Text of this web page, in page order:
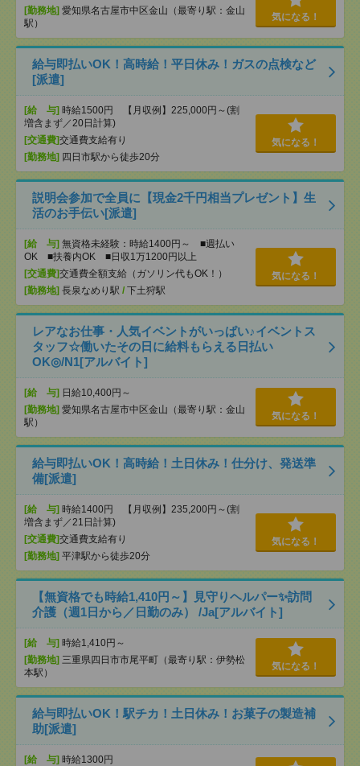
[勤務地] 愛知県名古屋市中区金山（最寄り駅：金山
駅）
気になる！
給与即払いOK！高時給！平日休み！ガスの点検など
[派遣]
[給 与] 時給1500円 【月収例】225,000円～(割
増含まず／20日計算)
[交通費]交通費支給有り
[勤務地] 四日市駅から徒歩20分
気になる！
説明会参加で全員に【現金2千円相当プレゼント】生
活のお手伝い[派遣]
[給 与] 無資格未経験：時給1400円～ ■週払い
OK ■扶養内OK ■日収1万1200円以上
[交通費]交通費全額支給（ガソリン代もOK！）
[勤務地] 長泉なめり駅 / 下土狩駅
気になる！
レアなお仕事・人気イベントがいっぱい♪イベントス
タッフ☆働いたその日に給料もらえる日払い
OK◎/N1[アルバイト]
[給 与] 日給10,400円～
[勤務地] 愛知県名古屋市中区金山（最寄り駅：金山
駅）
気になる！
給与即払いOK！高時給！土日休み！仕分け、発送準
備[派遣]
[給 与] 時給1400円 【月収例】235,200円～(割
増含まず／21日計算)
[交通費]交通費支給有り
[勤務地] 平津駅から徒歩20分
気になる！
【無資格でも時給1,410円～】見守りヘルパー✨訪問
介護（週1日から／日勤のみ） /Ja[アルバイト]
[給 与] 時給1,410円～
[勤務地] 三重県四日市市尾平町（最寄り駅：伊勢松
本駅）
気になる！
給与即払いOK！駅チカ！土日休み！お菓子の製造補
助[派遣]
[給 与] 時給1300円